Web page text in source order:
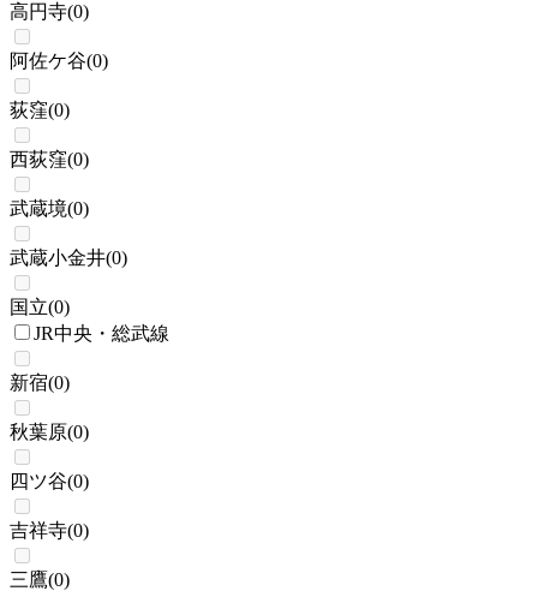
高円寺(0)
阿佐ケ谷(0)
荻窪(0)
西荻窪(0)
武蔵境(0)
武蔵小金井(0)
国立(0)
JR中央・総武線
新宿(0)
秋葉原(0)
四ツ谷(0)
吉祥寺(0)
三鷹(0)